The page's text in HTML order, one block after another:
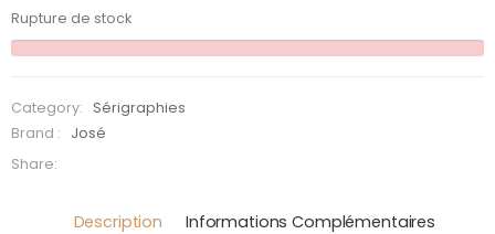
Rupture de stock
Category:
Sérigraphies
Brand :
José
Share:
Description Informations Complémentaires